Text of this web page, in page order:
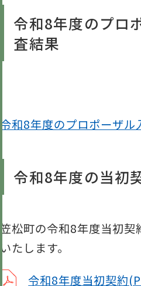
令和8年度のプロ
査結果
令和8年度のプロポーザル
令和8年度の当初
笠松町の令和8年度当初
いたします。
令和8年度当初契約